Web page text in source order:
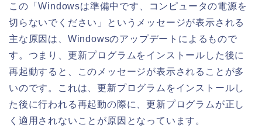
この「Windowsは準備中です、コンピュータの電源を
切らないでください」というメッセージが表示される
主な原因は、Windowsのアップデートによるもので
す。つまり、更新プログラムをインストールした後に
再起動すると、このメッセージが表示されることが多
いのです。これは、更新プログラムをインストールし
た後に行われる再起動の際に、更新プログラムが正し
く適用されないことが原因となっています。